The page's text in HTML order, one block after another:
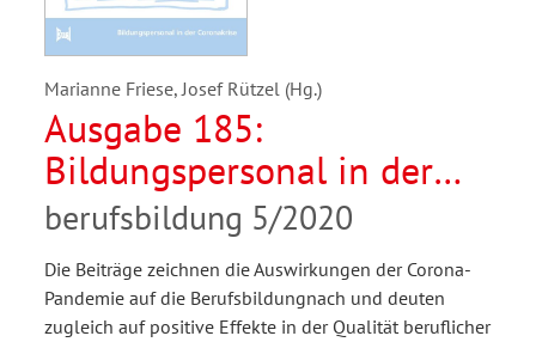
Marianne Friese, Josef Rützel (Hg.)
Ausgabe 185:
Bildungspersonal in der
Coronakrise
berufsbildung 5/2020
Die Beiträge zeichnen die Auswirkungen der Corona-
Pandemie auf die Berufsbildungnach und deuten
zugleich auf positive Effekte in der Qualität beruflicher